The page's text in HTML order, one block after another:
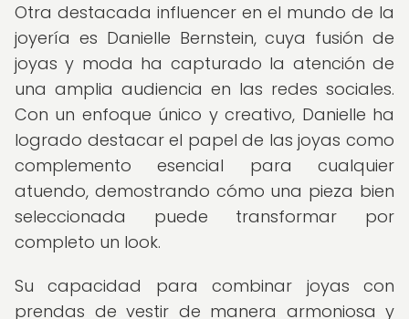
Otra destacada influencer en el mundo de la
joyería es Danielle Bernstein, cuya fusión de
joyas y moda ha capturado la atención de
una amplia audiencia en las redes sociales.
Con un enfoque único y creativo, Danielle ha
logrado destacar el papel de las joyas como
complemento esencial para cualquier
atuendo, demostrando cómo una pieza bien
seleccionada puede transformar por
completo un look.
Su capacidad para combinar joyas con
prendas de vestir de manera armoniosa y